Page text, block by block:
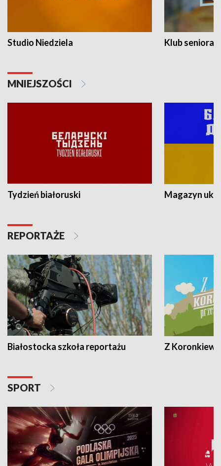
Studio Niedziela Klub seniora
MNIEJSZOŚCI
Tydzień białoruski Magazyn
REPORTAŻE
Białostocka szkoła reportażu Z
SPORT